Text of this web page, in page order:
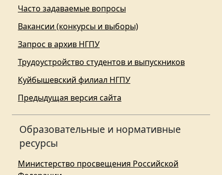
Часто задаваемые вопросы
Вакансии (конкурсы и выборы)
Запрос в архив НГПУ
Трудоустройство студентов и выпускников
Куйбышевский филиал НГПУ
Предыдущая версия сайта
Образовательные и нормативные
ресурсы
Министерство просвещения Российской